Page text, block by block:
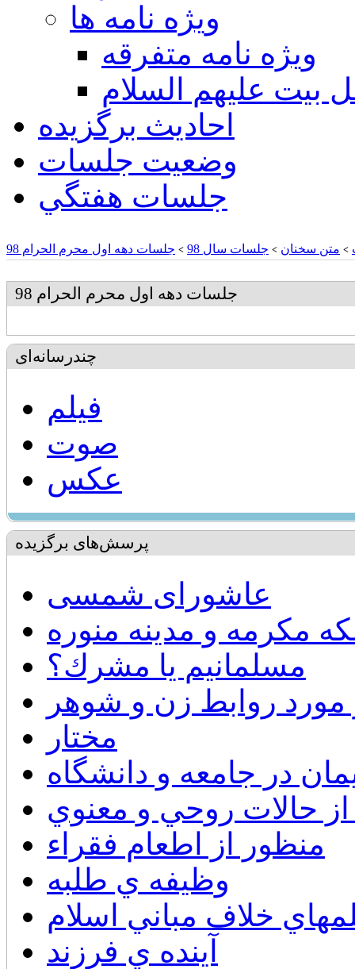
ويژه نامه ها
ويژه نامه متفرقه
بيت عليهم السلام
احادیث برگزیده
وضعیت جلسات
جلسات هفتگي
> متن سخنان > جلسات سال 98 > جلسات دهه اول محرم الحرام 98
جلسات دهه اول محرم الحرام 98
چندرسانه‌ای
فیلم
صوت
عکس
پرسش‌های برگزیده
عاشورای شمسی
مکرمه و مدینه منوره
مسلمانيم يا مشرك؟
مورد روابط زن و شوهر
مختار
در جامعه و دانشگاه
حالات روحي و معنوي
منظور از اطعام فقراء
وظيفه ي طلبه
خلاف مباني اسلام
آينده ي فرزند